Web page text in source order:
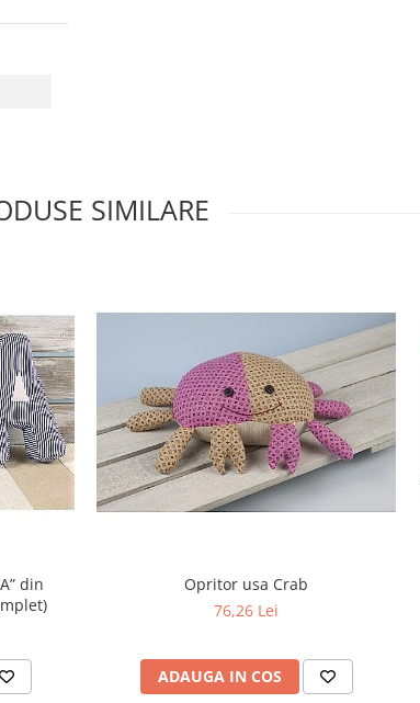
SIMILARE
din
Opritor usa Crab
76,26 Lei
ADAUGA IN COS